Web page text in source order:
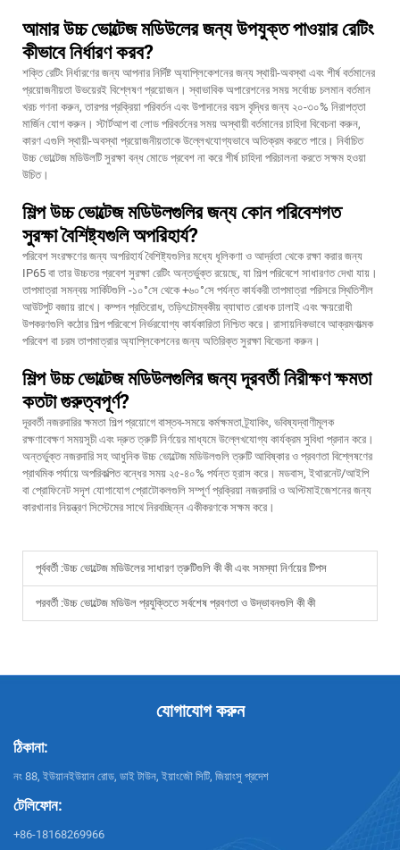
আমার উচ্চ ভোল্টেজ মডিউলের জন্য উপযুক্ত পাওয়ার রেটিং
কীভাবে নির্ধারণ করব?
শক্তি রেটিং নির্ধারণের জন্য আপনার নির্দিষ্ট অ্যাপ্লিকেশনের জন্য স্থায়ী-অবস্থা এবং শীর্ষ বর্তমানের
প্রয়োজনীয়তা উভয়েরই বিশ্লেষণ প্রয়োজন। স্বাভাবিক অপারেশনের সময় সর্বোচ্চ চলমান বর্তমান
খরচ গণনা করুন, তারপর প্রক্রিয়া পরিবর্তন এবং উপাদানের বয়স বৃদ্ধির জন্য ২০-৩০% নিরাপত্তা
মার্জিন যোগ করুন। স্টার্টআপ বা লোড পরিবর্তনের সময় অস্থায়ী বর্তমানের চাহিদা বিবেচনা করুন,
কারণ এগুলি স্থায়ী-অবস্থা প্রয়োজনীয়তাকে উল্লেখযোগ্যভাবে অতিক্রম করতে পারে। নির্বাচিত
উচ্চ ভোল্টেজ মডিউলটি সুরক্ষা বন্ধ মোডে প্রবেশ না করে শীর্ষ চাহিদা পরিচালনা করতে সক্ষম হওয়া
উচিত।
শিল্প উচ্চ ভোল্টেজ মডিউলগুলির জন্য কোন পরিবেশগত
সুরক্ষা বৈশিষ্ট্যগুলি অপরিহার্য?
পরিবেশ সংরক্ষণের জন্য অপরিহার্য বৈশিষ্ট্যগুলির মধ্যে ধূলিকণা ও আর্দ্রতা থেকে রক্ষা করার জন্য
IP65 বা তার উচ্চতর প্রবেশ সুরক্ষা রেটিং অন্তর্ভুক্ত রয়েছে, যা শিল্প পরিবেশে সাধারণত দেখা যায়।
তাপমাত্রা সমন্বয় সার্কিটগুলি -১০°সে থেকে +৬০°সে পর্যন্ত কার্যকরী তাপমাত্রা পরিসরে স্থিতিশীল
আউটপুট বজায় রাখে। কম্পন প্রতিরোধ, তড়িৎচৌম্বকীয় ব্যাঘাত রোধক ঢালাই এবং ক্ষয়রোধী
উপকরণগুলি কঠোর শিল্প পরিবেশে নির্ভরযোগ্য কার্যকারিতা নিশ্চিত করে। রাসায়নিকভাবে আক্রমণাত্মক
পরিবেশ বা চরম তাপমাত্রার অ্যাপ্লিকেশনের জন্য অতিরিক্ত সুরক্ষা বিবেচনা করুন।
শিল্প উচ্চ ভোল্টেজ মডিউলগুলির জন্য দূরবর্তী নিরীক্ষণ ক্ষমতা
কতটা গুরুত্বপূর্ণ?
দূরবর্তী নজরদারির ক্ষমতা শিল্প প্রয়োগে বাস্তব-সময়ে কর্মক্ষমতা ট্র্যাকিং, ভবিষ্যদ্বাণীমূলক
রক্ষণাবেক্ষণ সময়সূচী এবং দ্রুত ত্রুটি নির্ণয়ের মাধ্যমে উল্লেখযোগ্য কার্যক্রম সুবিধা প্রদান করে।
অন্তর্ভুক্ত নজরদারি সহ আধুনিক উচ্চ ভোল্টেজ মডিউলগুলি ত্রুটি আবিষ্কার ও প্রবণতা বিশ্লেষণের
প্রাথমিক পর্যায়ে অপরিকল্পিত বন্ধের সময় ২৫-৪০% পর্যন্ত হ্রাস করে। মডবাস, ইথারনেট/আইপি
বা প্রোফিনেট সদৃশ যোগাযোগ প্রোটোকলগুলি সম্পূর্ণ প্রক্রিয়া নজরদারি ও অপ্টিমাইজেশনের জন্য
কারখানার নিয়ন্ত্রণ সিস্টেমের সাথে নিরবচ্ছিন্ন একীকরণকে সক্ষম করে।
পূর্ববর্তী :উচ্চ ভোল্টেজ মডিউলের সাধারণ ত্রুটিগুলি কী কী এবং সমস্যা নির্ণয়ের টিপস
পরবর্তী :উচ্চ ভোল্টেজ মডিউল প্রযুক্তিতে সর্বশেষ প্রবণতা ও উদ্ভাবনগুলি কী কী
যোগাযোগ করুন
ঠিকানা:
নং 88, ইউয়ানইউয়ান রোড, ডাই টাউন, ইয়াংজৌ সিটি, জিয়াংসু প্রদেশ
টেলিফোন:
+86-18168269966